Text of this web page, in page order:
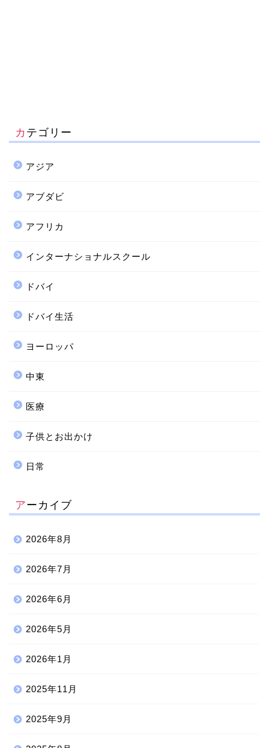
カテゴリー
アジア
アブダビ
アフリカ
インターナショナルスクール
ドバイ
ドバイ生活
ヨーロッパ
中東
医療
子供とお出かけ
日常
アーカイブ
2026年8月
2026年7月
2026年6月
2026年5月
2026年1月
2025年11月
2025年9月